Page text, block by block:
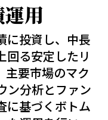
用
に投資し、中長
回る安定したリ
主要市場のマク
ン分析とファン
に基づくボトム